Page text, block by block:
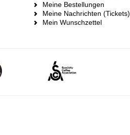
Meine Bestellungen
Meine Nachrichten (Tickets)
Mein Wunschzettel